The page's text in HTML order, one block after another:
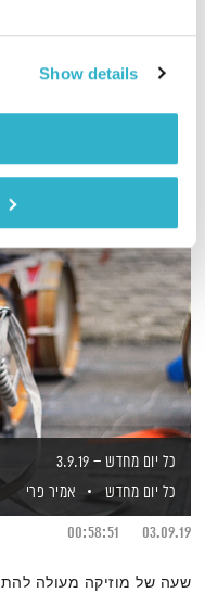
Show details אודיו
כל יום מחדש – 3.9.19
כל יום מחדש
אמיר פרי
03.09.19
00:58:51
שעה של מוזיקה מעולה